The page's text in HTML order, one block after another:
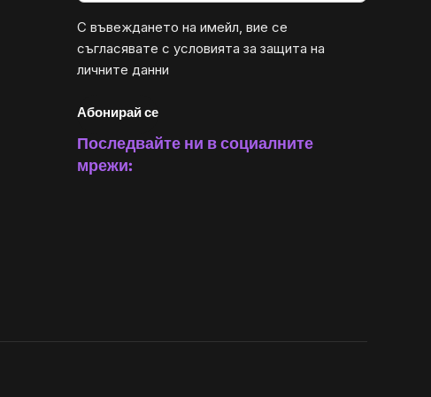
С въвеждането на имейл, вие се
съгласявате с условията за защита на
личните данни
Абонирай се
Последвайте ни в социалните
мрежи: